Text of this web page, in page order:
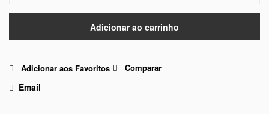
Adicionar ao carrinho
Adicionar aos Favoritos Comparar
Email